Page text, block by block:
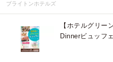
ブライトンホテルズ
【ホテルグリー
Dinnerビュッフ